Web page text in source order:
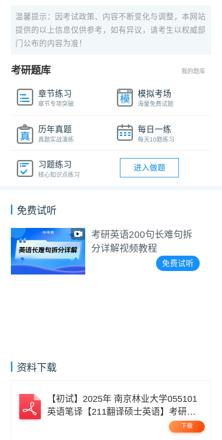
温馨提示：因考试政策、内容不断变化与调整，本网站
提供的以上信息仅供参考，如有异议，请考生以权威部
门公布的内容为准！
考研题库 我的题库
章节练习
章节专项突破
模拟考场
海量免费试题
历年真题
真题实战演练
每日一练
每天10题练习
习题练习
核心知识点练习
进入做题
免费试听
考研英语200句长难句拆
分详解视频教程
免费试听
资料下载
【初试】2025年 南京林业大学055101
英语笔译【211翻译硕士英语】考研精
下载